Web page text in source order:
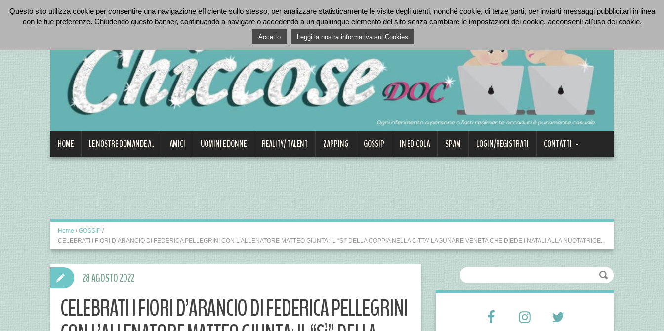
HOME LE NOSTRE DOMANDE A.. AMICI UOMINI E DONNE REALITY/ TALENT ZAPPING GOSSIP IN EDICOLA SPAM LOGIN/REGISTRATI CONTATTI
Home / GOSSIP /
CELEBRATI I FIORI D’ARANCIO DI FEDERICA PELLEGRINI CON L’ALLENATORE MATTEO GIUNTA: IL “Sì” DELLA COPPIA NELLA CITTA’ LAGUNARE VENETA CHE DIEDE I NATALI ALLA NUOTATRICE..
CELEBRATI I FIORI D’ARANCIO DI FEDERICA PELLEGRINI
28 AGOSTO 2022
Questo sito utilizza cookie per consentire una navigazione efficiente sullo stesso, per analizzare statisticamente le visite degli utenti, nonché cookie, di terze parti, per inviarti messaggi pubblicitari in linea
con le tue preferenze. Chiudendo questo banner, continuando a navigare o accedendo a un qualunque elemento del sito senza cambiare le impostazioni dei cookie, acconsenti all'uso dei cookie.
Accetto Leggi la nostra informativa sui Cookies